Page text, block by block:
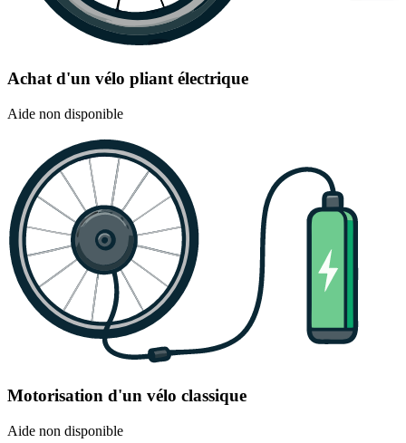
Achat d'un vélo pliant électrique
Aide non disponible
Motorisation d'un vélo classique
Aide non disponible